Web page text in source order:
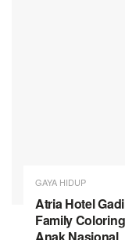
GAYA HIDUP
Atria Hotel
Family